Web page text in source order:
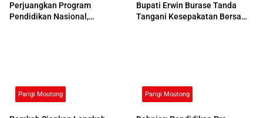
Perjuangkan Program
Pendidikan Nasional,
Bupati Erwin Burase Tanda
Tangani Kesepakatan Bersama
Parigi Moutong Parigi Moutong